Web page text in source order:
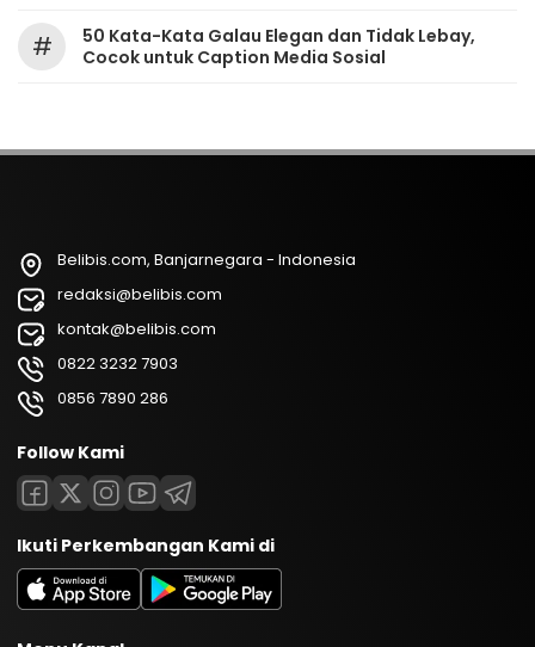
#
50 Kata-Kata Galau Elegan dan Tidak Lebay,
Cocok untuk Caption Media Sosial
Belibis.com, Banjarnegara - Indonesia
redaksi@belibis.com
kontak@belibis.com
0822 3232 7903
0856 7890 286
Follow Kami
Ikuti Perkembangan Kami di